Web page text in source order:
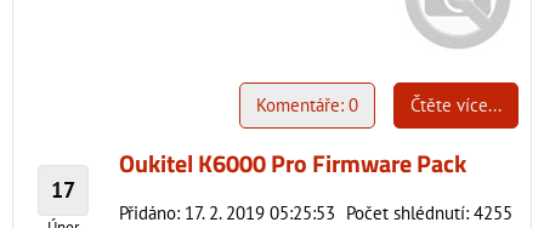
Čtěte více...
Komentáře: 0
17
Oukitel K6000 Pro Firmware Pack
Přidáno: 17. 2. 2019 05:25:53 Počet shlédnutí: 4255